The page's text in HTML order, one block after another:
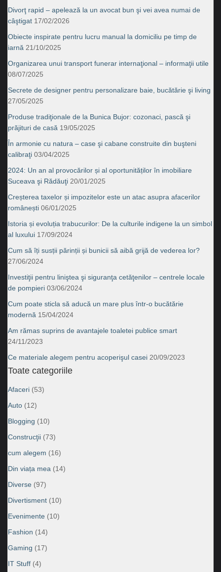
Divorţ rapid – apelează la un avocat bun şi vei avea numai de
câştigat 17/02/2026
Obiecte inspirate pentru lucru manual la domiciliu pe timp de
iarnă 21/10/2025
Organizarea unui transport funerar internaţional – informaţii utile
08/07/2025
Secrete de designer pentru personalizare baie, bucătărie şi living
27/05/2025
Produse tradiţionale de la Bunica Bujor: cozonaci, pască şi
prăjituri de casă 19/05/2025
În armonie cu natura – case şi cabane construite din buşteni
calibraţi 03/04/2025
2024: Un an al provocărilor și al oportunităților în imobiliare
Suceava şi Rădăuţi 20/01/2025
Creșterea taxelor și impozitelor este un atac asupra afacerilor
românești 06/01/2025
Istoria și evoluția trabucurilor: De la culturile indigene la un simbol
al luxului 17/09/2024
Cum să îți susții părinții și bunicii să aibă grijă de vederea lor?
27/06/2024
Investiţii pentru liniştea şi siguranţa cetăţenilor – centrele locale
de pompieri 03/06/2024
Cum poate sticla să aducă un mare plus într-o bucătărie
modernă 15/04/2024
Am rămas suprins de avantajele toaletei publice smart
24/11/2023
Ce materiale alegem pentru acoperişul casei 20/09/2023
Toate categoriile
Afaceri (53)
Auto (12)
Blogging (10)
Construcţii (73)
cum alegem (16)
Din viața mea (14)
Diverse (97)
Divertisment (10)
Evenimente (10)
Fashion (14)
Gaming (17)
IT Stuff (4)